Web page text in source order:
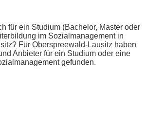
für ein Studium (Bachelor, Master oder
im Sozialmanagement in
Für Oberspreewald-Lausitz haben
Anbieter für ein Studium oder eine
gefunden.